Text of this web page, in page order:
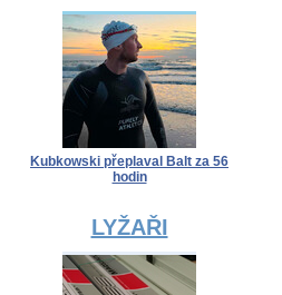
Kubkowski přeplaval Balt za 56
hodin
LYŽAŘI